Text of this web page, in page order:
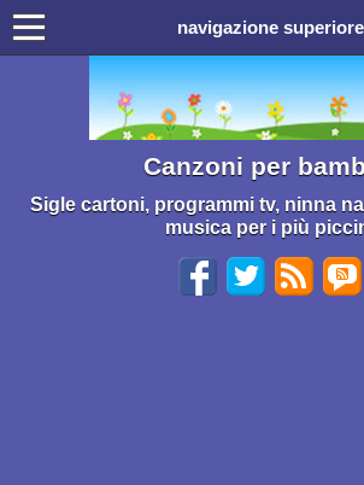
navigazione superiore
Canzoni per
Sigle cartoni, programmi tv, ninna
musica per i più